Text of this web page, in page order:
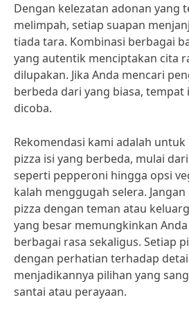
Dengan kelezatan adonan yang
melimpah, setiap suapan
tiada tara. Kombinasi berbagai
yang autentik menciptakan cita
dilupakan. Jika Anda mencari
berbeda dari yang biasa,
dicoba.
Rekomendasi kami adalah
pizza isi yang berbeda, mulai
seperti pepperoni hingga opsi
kalah menggugah selera.
pizza dengan teman atau
yang besar memungkinkan
berbagai rasa sekaligus. Setiap
dengan perhatian terhadap
menjadikannya pilihan yang
santai atau perayaan.